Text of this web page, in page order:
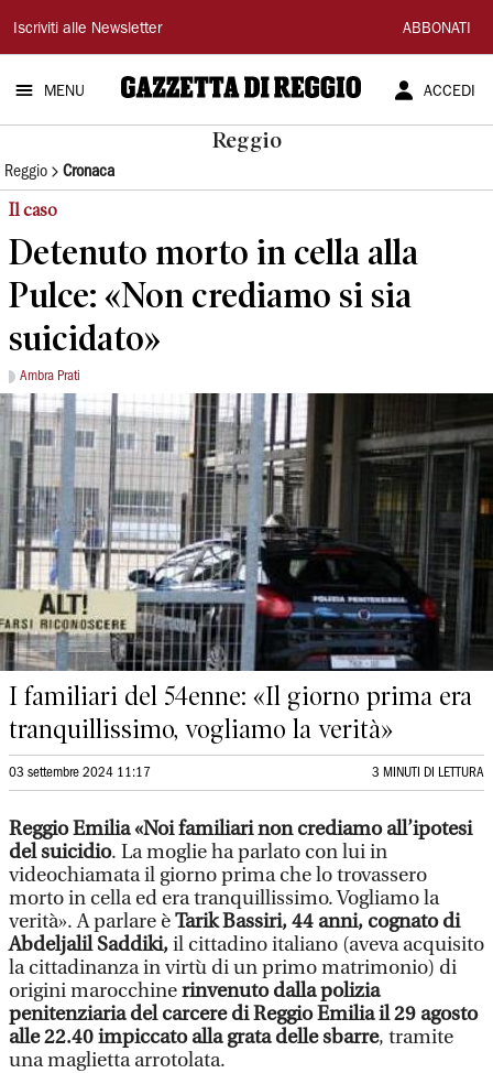
Gazzetta
di
Reggio
Iscriviti alle Newsletter ABBONATI
MENU ACCEDI
Reggio
Reggio Cronaca
Il caso
Detenuto morto in cella alla
Pulce: «Non crediamo si sia
suicidato»
Ambra Prati
I familiari del 54enne: «Il giorno prima era
tranquillissimo, vogliamo la verità»
03 settembre 2024 11:17 3 MINUTI DI LETTURA
Reggio Emilia«Noi familiari non crediamo all’ipotesi
del suicidio. La moglie ha parlato con lui in
videochiamata il giorno prima che lo trovassero
morto in cella ed era tranquillissimo. Vogliamo la
verità». A parlare èTarik Bassiri, 44 anni, cognato di
Abdeljalil Saddiki,il cittadino italiano (aveva acquisito
la cittadinanza in virtù di un primo matrimonio) di
origini marocchinerinvenuto dalla polizia
penitenziaria del carcere di Reggio Emilia il 29 agosto
alle 22.40 impiccato alla grata delle sbarre, tramite
una maglietta arrotolata.